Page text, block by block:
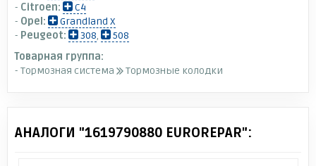
- Citroen:
C4
- Opel:
Grandland X
- Peugeot: 308,
508
Товарная группа:
- Тормозная система
Тормозные колодки
АНАЛОГИ "1619790880 EUROREPAR":